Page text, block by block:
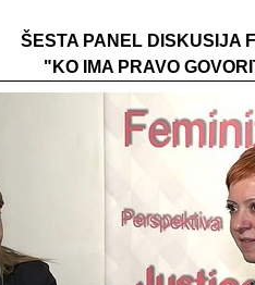
ŠESTA PANEL DISKUSIJA
"KO IMA PRAVO